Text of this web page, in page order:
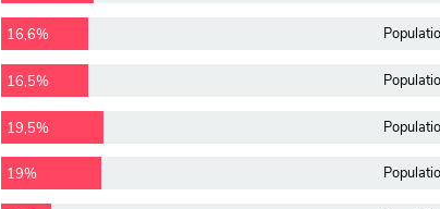
16,6%
16,5%
19,5%
19%